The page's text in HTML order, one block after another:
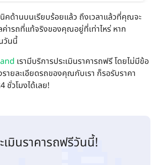
ด้านบนเรียบร้อยแล้ว ถึงเวลาแล้วที่คุณจะ
ารถที่แท้จริงของคุณอยู่ที่เท่าไหร่ หาก
วันนี้
เรามีบริการประเมินราคารถฟรี โดยไม่มีข้อ
ายละเอียดรถของคุณกับเรา ก็รอรับราคา
ชั่วโมงได้เลย!
มินราคารถฟรีวันนี้!